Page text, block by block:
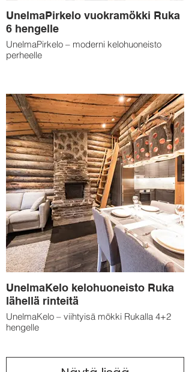
UnelmaPirkelo vuokramökki Ruka
6 hengelle
UnelmaPirkelo – moderni kelohuoneisto
perheelle
UnelmaKelo kelohuoneisto Ruka
lähellä rinteitä
UnelmaKelo – viihtyisä mökki Rukalla 4+2
hengelle